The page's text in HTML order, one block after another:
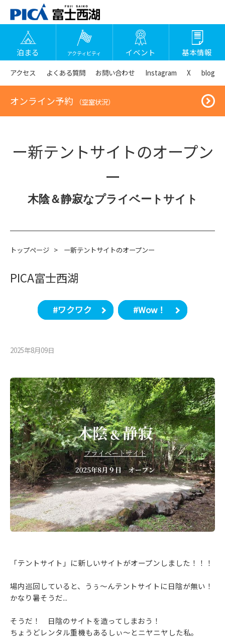
泊まる アクティビティ イベント 基本情報
アクセス よくある質問 お問い合わせ Instagram X blog
オンライン予約 （空室状況）
ー新テントサイトのオープン
ー
木陰＆静寂なプライベートサイト
トップページ > ー新テントサイトのオープンー
PICA富士西湖
#ワクワク #Wow！
2025年8月09⽇
「テントサイト」に新しいサイトがオープンしました！！！
場内巡回していると、うぅ～んテントサイトに日陰が無い！
かなり暑そうだ...
そうだ！ 日陰のサイトを造ってしまおう！
ちょうどレンタル重機もあるしぃ～とニヤニヤした私。